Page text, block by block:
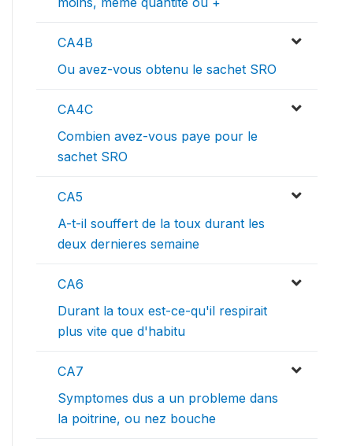
CA4B
Ou avez-vous obtenu le sachet SRO
CA4C
Combien avez-vous paye pour le
sachet SRO
CA5
A-t-il souffert de la toux durant les
deux dernieres semaine
CA6
Durant la toux est-ce-qu'il respirait
plus vite que d'habitu
CA7
Symptomes dus a un probleme dans
la poitrine, ou nez bouche